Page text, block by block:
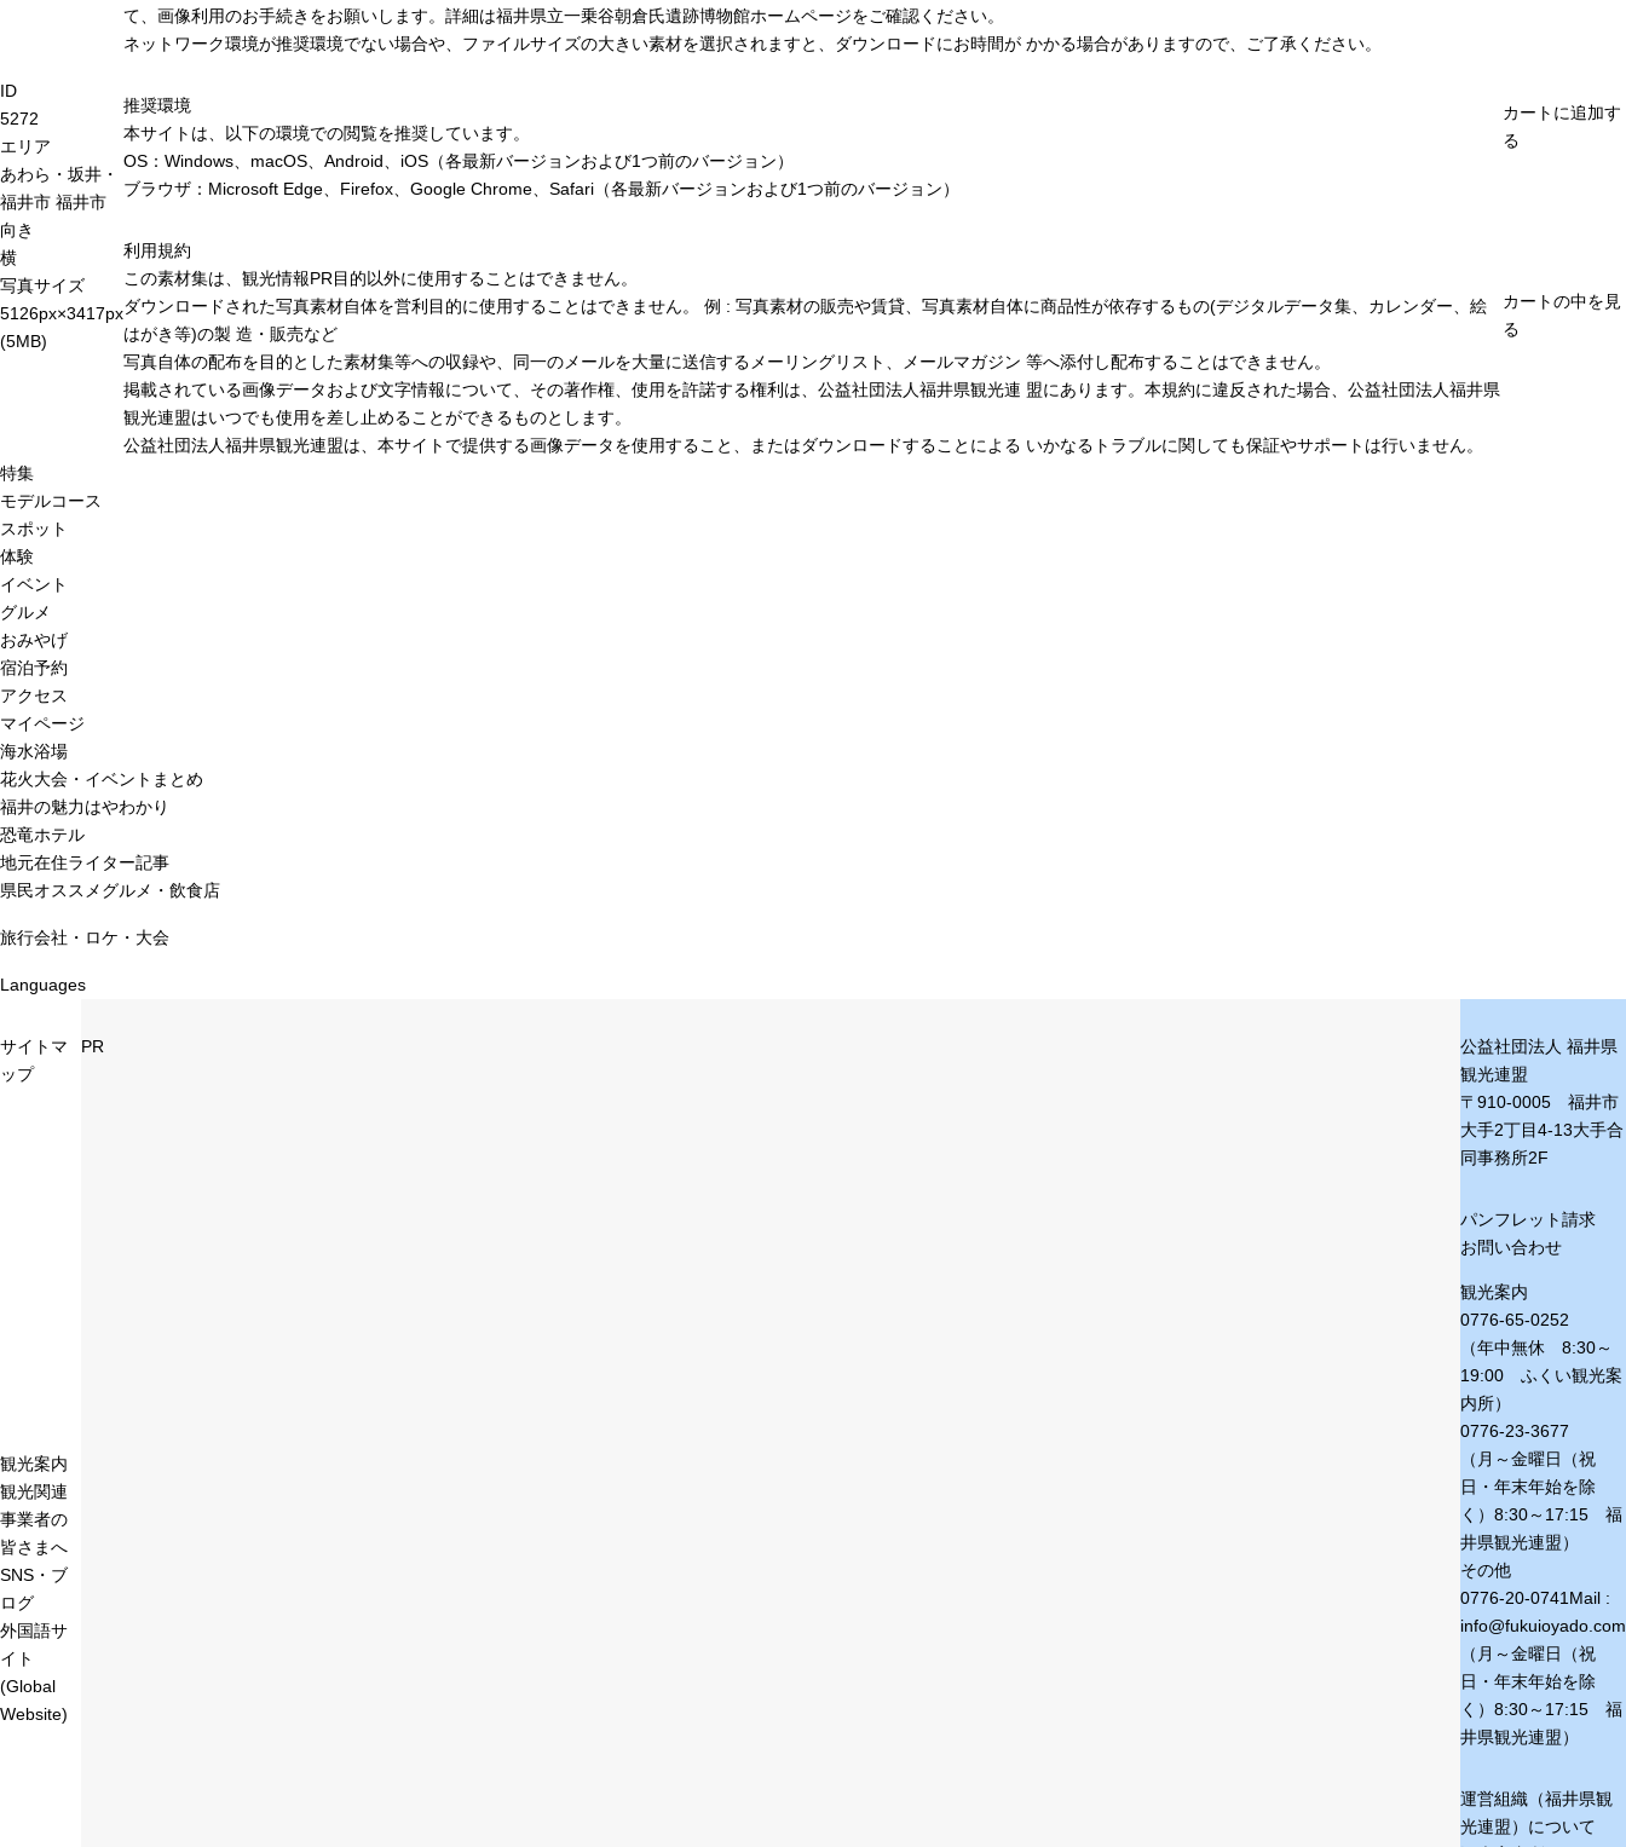
ID
5272
エリア
あわら・坂井・
福井市 福井市
向き
横
写真サイズ
5126px×3417px
(5MB)
て、画像利用のお手続きをお願いします。詳細は福井県立一乗谷朝倉氏遺跡博物館ホームページをご確認ください。
ネットワーク環境が推奨環境でない場合や、ファイルサイズの大きい素材を選択されますと、ダウンロードにお時間が かかる場合がありますので、ご了承ください。
推奨環境
本サイトは、以下の環境での閲覧を推奨しています。
OS：Windows、macOS、Android、iOS（各最新バージョンおよび1つ前のバージョン）
ブラウザ：Microsoft Edge、Firefox、Google Chrome、Safari（各最新バージョンおよび1つ前のバージョン）
利用規約
この素材集は、観光情報PR目的以外に使用することはできません。
ダウンロードされた写真素材自体を営利目的に使用することはできません。 例 : 写真素材の販売や賃貸、写真素材自体に商品性が依存するもの(デジタルデータ集、カレンダー、絵
はがき等)の製 造・販売など
写真自体の配布を目的とした素材集等への収録や、同一のメールを大量に送信するメーリングリスト、メールマガジン 等へ添付し配布することはできません。
掲載されている画像データおよび文字情報について、その著作権、使用を許諾する権利は、公益社団法人福井県観光連 盟にあります。本規約に違反された場合、公益社団法人福井県
観光連盟はいつでも使用を差し止めることができるものとします。
公益社団法人福井県観光連盟は、本サイトで提供する画像データを使用すること、またはダウンロードすることによる いかなるトラブルに関しても保証やサポートは行いません。
カートに追加す
る
カートの中を見
る
特集
モデルコース
スポット
体験
イベント
グルメ
おみやげ
宿泊予約
アクセス
マイページ
海水浴場
花火大会・イベントまとめ
福井の魅力はやわかり
恐竜ホテル
地元在住ライター記事
県民オススメグルメ・飲食店
旅行会社・ロケ・大会
Languages
サイトマ
ップ
観光案内
観光関連
事業者の
皆さまへ
SNS・ブ
ログ
外国語サ
イト
(Global
Website)
PR
公益社団法人 福井県
観光連盟
〒910-0005 福井市
大手2丁目4-13大手合
同事務所2F
パンフレット請求
お問い合わせ
観光案内
0776-65-0252
（年中無休 8:30～
19:00 ふくい観光案
内所）
0776-23-3677
（月～金曜日（祝
日・年末年始を除
く） 8:30～17:15 福
井県観光連盟）
その他
0776-20-0741 Mail :
info@fukuioyado.com
（月～金曜日（祝
日・年末年始を除
く） 8:30～17:15 福
井県観光連盟）
運営組織（福井県観
光連盟）について